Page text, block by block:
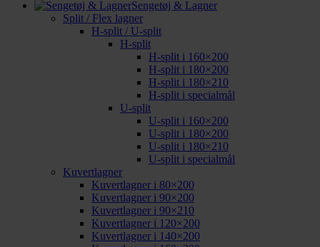
Sengetøj & Lagner
Split / Flex lagner
H-split / U-split
H-split
H-split i 160×200
H-split i 180×200
H-split i 180×210
H-split i specialmål
U-split
U-split i 160×200
U-split i 180×200
U-split i 180×210
U-split i specialmål
Kuvertlagner
Kuvertlagner i 80×200
Kuvertlagner i 90×200
Kuvertlagner i 90×210
Kuvertlagner i 120×200
Kuvertlagner i 140×200